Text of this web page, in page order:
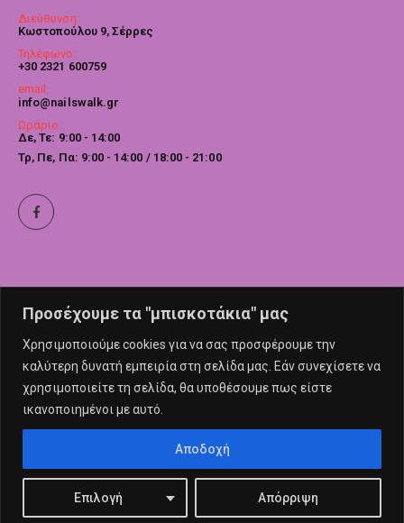
Προσέχουμε τα "μπισκοτάκια" μας
Χρησιμοποιούμε cookies για να σας προσφέρουμε την
καλύτερη δυνατή εμπειρία στη σελίδα μας. Εάν συνεχίσετε να
χρησιμοποιείτε τη σελίδα, θα υποθέσουμε πως είστε
ικανοποιημένοι με αυτό.
Επιλογή Απόρριψη
Αποδοχή
Διεύθυνση:
Κωστοπούλου 9, Σέρρες
Τηλέφωνο:
+30 2321 600759
email:
info@nailswalk.gr
Ωράριο:
Δε, Τε: 9:00 - 14:00
Τρ, Πε, Πα: 9:00 - 14:00 / 18:00 - 21:00
© nailswalk 2022. All Rights Reserved